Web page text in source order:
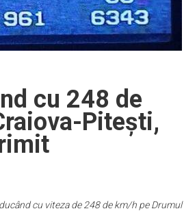
cu 248 de
Pitești,
cu viteza de 248 de km/h pe Drumul